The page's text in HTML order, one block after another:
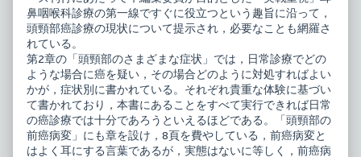
な
い
－
頭
頸
部
癌
診
療
の
最
前
線
ア
が
ん
を
見
逃
さ
な
い
－
頭
頸
部
鼻咽喉科診療の第一線ですぐに役立つという趣旨に沿って，
頭頸部癌診療の現状について提示され，必要なことも網羅さ
れている。
第2章の「頭頸部のさまざまな症状」では，日常診療でどの
ような場合に癌を疑い，その場合どのように対処すればよい
かが，症状別に書かれている。それぞれ貴重な体験に基づい
て書かれており，本書にあることをすべて実行できれば日常
の癌診療では十分であろうといえるほどである。「頭頸部の
前癌病変」にも章を設け，8頁を費やしている，前癌病変と
はよく耳にする言葉であるが，実態はないに等しく，前癌病